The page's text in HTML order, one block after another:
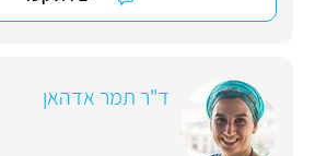
ד"ר תמר אדהאן